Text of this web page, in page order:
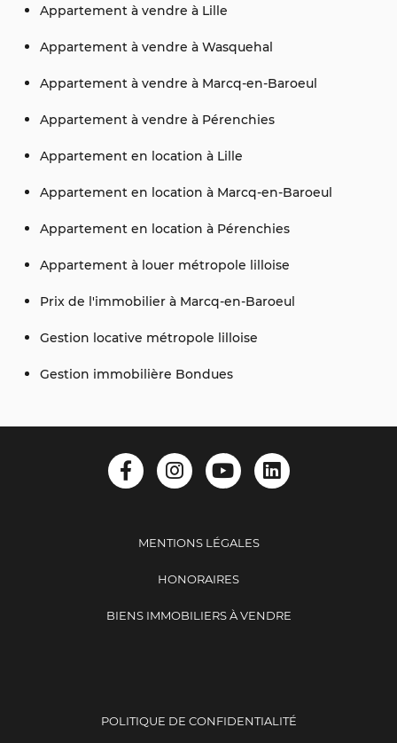
Appartement à vendre à Lille
Appartement à vendre à Wasquehal
Appartement à vendre à Marcq-en-Baroeul
Appartement à vendre à Pérenchies
Appartement en location à Lille
Appartement en location à Marcq-en-Baroeul
Appartement en location à Pérenchies
Appartement à louer métropole lilloise
Prix de l'immobilier à Marcq-en-Baroeul
Gestion locative métropole lilloise
Gestion immobilière Bondues
MENTIONS LÉGALES
HONORAIRES
BIENS IMMOBILIERS À VENDRE
POLITIQUE DE CONFIDENTIALITÉ